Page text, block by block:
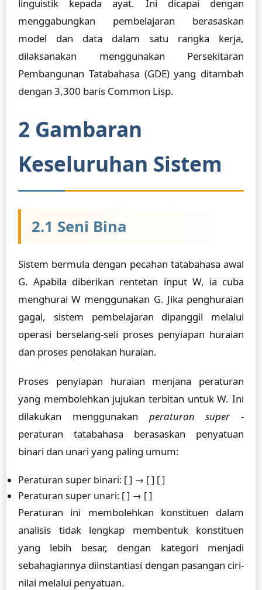
linguistik kepada ayat. Ini dicapai dengan
menggabungkan pembelajaran berasaskan
model dan data dalam satu rangka kerja,
dilaksanakan menggunakan Persekitaran
Pembangunan Tatabahasa (GDE) yang ditambah
dengan 3,300 baris Common Lisp.
2 Gambaran
Keseluruhan Sistem
2.1 Seni Bina
Sistem bermula dengan pecahan tatabahasa awal
G. Apabila diberikan rentetan input W, ia cuba
menghurai W menggunakan G. Jika penghuraian
gagal, sistem pembelajaran dipanggil melalui
operasi berselang-seli proses penyiapan huraian
dan proses penolakan huraian.
Proses penyiapan huraian menjana peraturan
yang membolehkan jujukan terbitan untuk W. Ini
dilakukan menggunakan peraturan super -
peraturan tatabahasa berasaskan penyatuan
binari dan unari yang paling umum:
Peraturan super binari: [ ] → [ ] [ ]
Peraturan super unari: [ ] → [ ]
Peraturan ini membolehkan konstituen dalam
analisis tidak lengkap membentuk konstituen
yang lebih besar, dengan kategori menjadi
sebahagiannya diinstantiasi dengan pasangan ciri-
nilai melalui penyatuan.